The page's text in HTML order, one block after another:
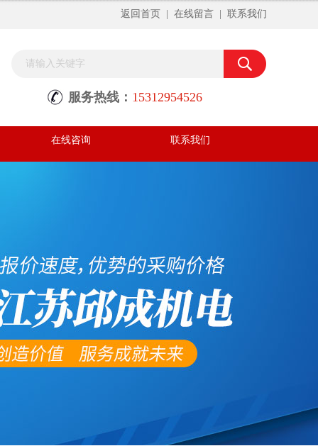
返回首页 在线留言 联系我们
服务热线： 15312954526
在线咨询 联系我们